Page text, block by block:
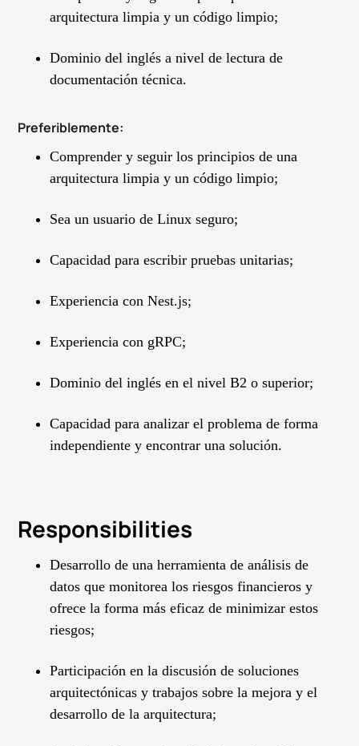
arquitectura limpia y un código limpio;
Dominio del inglés a nivel de lectura de
documentación técnica.
Preferiblemente:
Comprender y seguir los principios de una
arquitectura limpia y un código limpio;
Sea un usuario de Linux seguro;
Capacidad para escribir pruebas unitarias;
Experiencia con Nest.js;
Experiencia con gRPC;
Dominio del inglés en el nivel B2 o superior;
Capacidad para analizar el problema de forma
independiente y encontrar una solución.
Responsibilities
Desarrollo de una herramienta de análisis de
datos que monitorea los riesgos financieros y
ofrece la forma más eficaz de minimizar estos
riesgos;
Participación en la discusión de soluciones
arquitectónicas y trabajos sobre la mejora y el
desarrollo de la arquitectura;